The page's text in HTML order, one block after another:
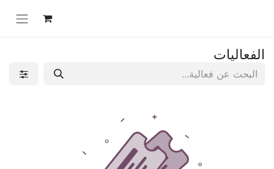
الفعاليات